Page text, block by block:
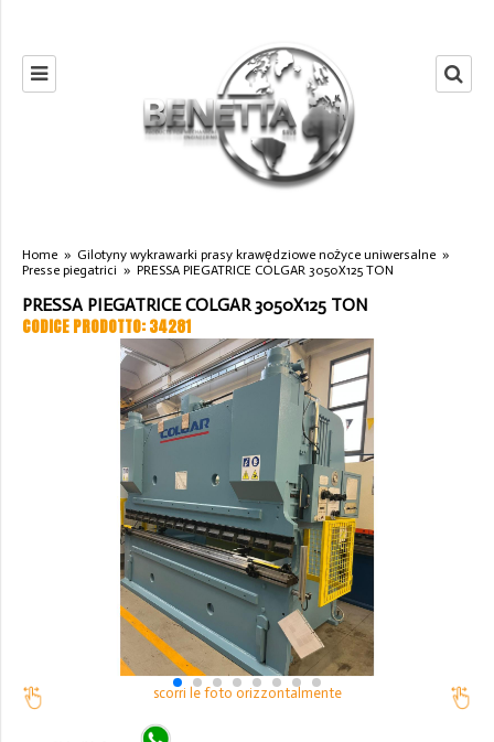
Home » Gilotyny wykrawarki prasy krawędziowe nożyce uniwersalne »
Presse piegatrici » PRESSA PIEGATRICE COLGAR 3050X125 TON
PRESSA PIEGATRICE COLGAR 3050X125 TON
CODICE PRODOTTO: 34281
scorri le foto orizzontalmente